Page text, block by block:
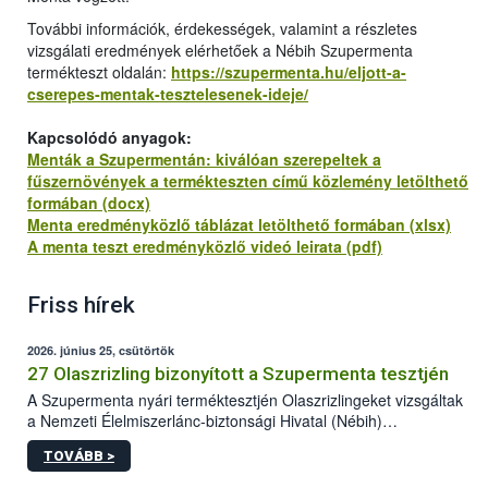
További információk, érdekességek, valamint a részletes
vizsgálati eredmények elérhetőek a Nébih Szupermenta
termékteszt oldalán: https://szupermenta.hu/eljott-a-
cserepes-mentak-tesztelesenek-ideje/
Kapcsolódó anyagok:
Menták a Szupermentán: kiválóan szerepeltek a
fűszernövények a termékteszten című közlemény letölthető
formában (docx)
Menta eredményközlő táblázat letölthető formában (xlsx)
A menta teszt eredményközlő videó leirata (pdf)
Friss hírek
2026. június 25, csütörtök
27 Olaszrizling bizonyított a Szupermenta tesztjén
A Szupermenta nyári terméktesztjén Olaszrizlingeket vizsgáltak
a Nemzeti Élelmiszerlánc-biztonsági Hivatal (Nébih)
szakemberei. Összesen 27 bor került „nagyító alá”, melyek az
élelmiszerbiztonsági és -minőségi vizsgálatok, valamint a
TOVÁBB >